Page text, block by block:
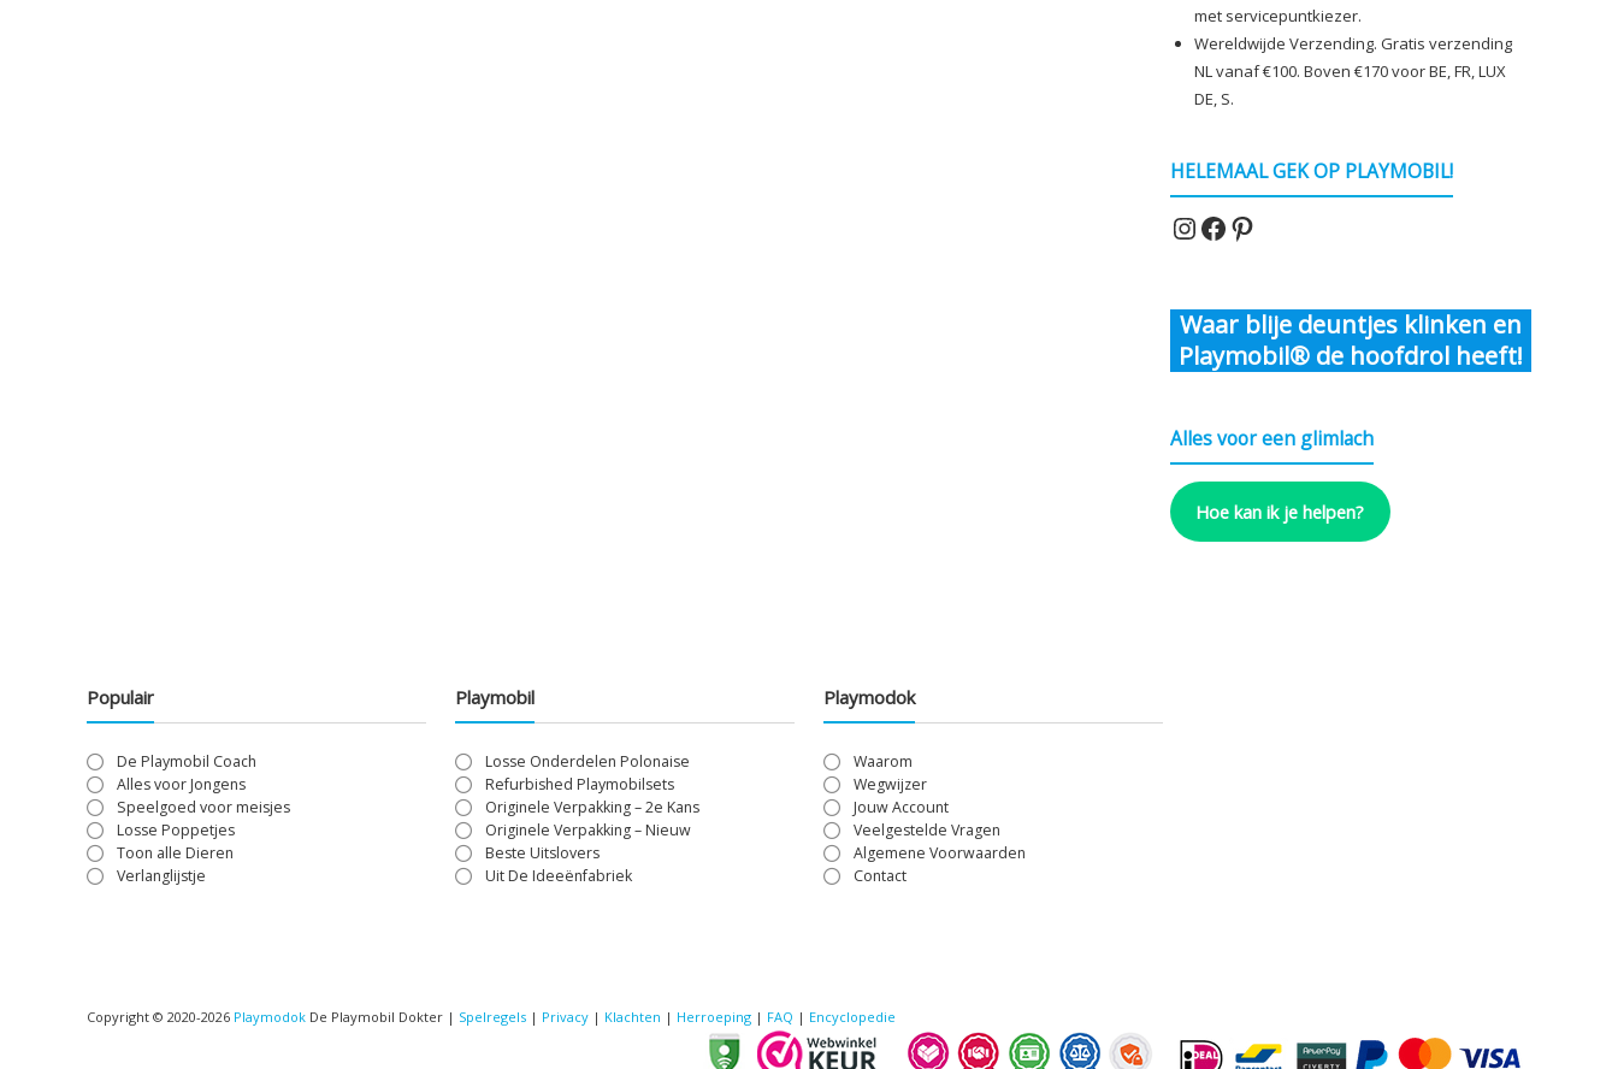
met servicepuntkiezer.
Wereldwijde Verzending. Gratis verzending
NL vanaf €100. Boven €170 voor BE, FR, LUX
DE, S.
HELEMAAL GEK OP PLAYMOBIL!
Instagram
Facebook
Pinterest
Waar blije deuntjes klinken en
Playmobil® de hoofdrol heeft!
Alles voor een glimlach
Hoe kan ik je helpen?
Populair
De Playmobil Coach
Alles voor Jongens
Speelgoed voor meisjes
Losse Poppetjes
Toon alle Dieren
Verlanglijstje
Playmobil
Losse Onderdelen Polonaise
Refurbished Playmobilsets
Originele Verpakking – 2e Kans
Originele Verpakking – Nieuw
Beste Uitslovers
Uit De Ideeënfabriek
Playmodok
Waarom
Wegwijzer
Jouw Account
Veelgestelde Vragen
Algemene Voorwaarden
Contact
Copyright © 2020-2026 Playmodok De Playmobil Dokter | Spelregels | Privacy | Klachten | Herroeping | FAQ | Encyclopedie